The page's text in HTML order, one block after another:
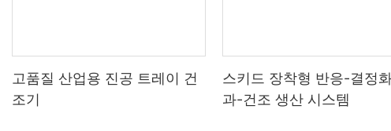
고품질 산업용 진공 트레이 건
조기
스키드 장착형 반응-결정
과-건조 생산 시스템